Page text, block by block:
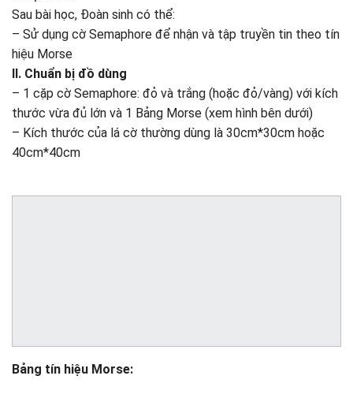
Sau bài học, Đoàn sinh có thể:
– Sử dụng cờ Semaphore để nhận và tập truyền tin theo tín
hiệu Morse
II. Chuẩn bị đồ dùng
– 1 cặp cờ Semaphore: đỏ và trắng (hoặc đỏ/vàng) với kích
thước vừa đủ lớn và 1 Bảng Morse (xem hình bên dưới)
– Kích thước của lá cờ thường dùng là 30cm*30cm hoặc
40cm*40cm
Bảng tín hiệu Morse: